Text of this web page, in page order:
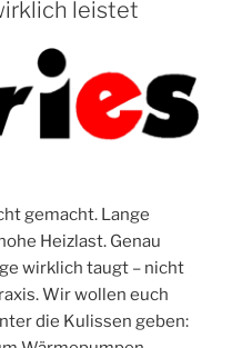
leistet
gemacht. Lange
Heizlast. Genau
wirklich taugt – nicht
Wir wollen euch
die Kulissen geben: